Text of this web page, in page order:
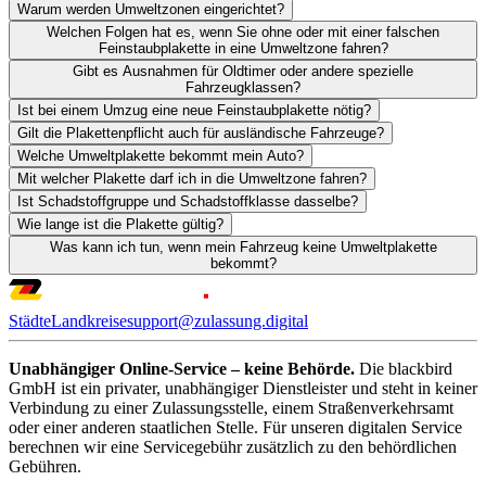
Warum werden Umweltzonen eingerichtet?
Welchen Folgen hat es, wenn Sie ohne oder mit einer falschen
Feinstaubplakette in eine Umweltzone fahren?
Gibt es Ausnahmen für Oldtimer oder andere spezielle
Fahrzeugklassen?
Ist bei einem Umzug eine neue Feinstaubplakette nötig?
Gilt die Plakettenpflicht auch für ausländische Fahrzeuge?
Welche Umweltplakette bekommt mein Auto?
Mit welcher Plakette darf ich in die Umweltzone fahren?
Ist Schadstoffgruppe und Schadstoffklasse dasselbe?
Wie lange ist die Plakette gültig?
Was kann ich tun, wenn mein Fahrzeug keine Umweltplakette
bekommt?
StädteLandkreisesupport@zulassung.digital
Unabhängiger Online-Service – keine Behörde. Die blackbird
GmbH ist ein privater, unabhängiger Dienstleister und steht in keiner
Verbindung zu einer Zulassungsstelle, einem Straßenverkehrsamt
oder einer anderen staatlichen Stelle. Für unseren digitalen Service
berechnen wir eine Servicegebühr zusätzlich zu den behördlichen
Gebühren.